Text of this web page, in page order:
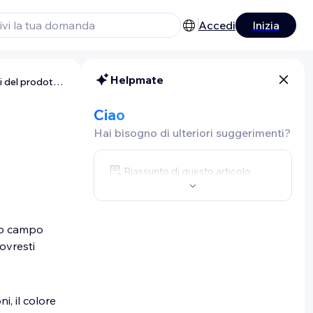
Accedi Inizia
Wix Stores: aggiungere opzioni del prodotto
campo
il colore
Helpmate
Ciao
Hai bisogno di ulteriori suggerimenti?
Riassunto di questo articolo